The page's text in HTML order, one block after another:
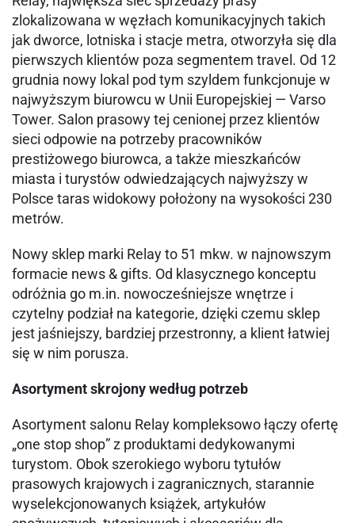
zlokalizowana w węzłach komunikacyjnych takich
jak dworce, lotniska i stacje metra, otworzyła się dla
pierwszych klientów poza segmentem travel. Od 12
grudnia nowy lokal pod tym szyldem funkcjonuje w
najwyższym biurowcu w Unii Europejskiej — Varso
Tower. Salon prasowy tej cenionej przez klientów
sieci odpowie na potrzeby pracowników
prestiżowego biurowca, a także mieszkańców
miasta i turystów odwiedzających najwyższy w
Polsce taras widokowy położony na wysokości 230
metrów.
Nowy sklep marki Relay to 51 mkw. w najnowszym
formacie news & gifts. Od klasycznego konceptu
odróżnia go m.in. nowocześniejsze wnętrze i
czytelny podział na kategorie, dzięki czemu sklep
jest jaśniejszy, bardziej przestronny, a klient łatwiej
się w nim porusza.
Asortyment skrojony według potrzeb
Asortyment salonu Relay kompleksowo łączy ofertę
„one stop shop” z produktami dedykowanymi
turystom. Obok szerokiego wyboru tytułów
prasowych krajowych i zagranicznych, starannie
wyselekcjonowanych książek, artykułów